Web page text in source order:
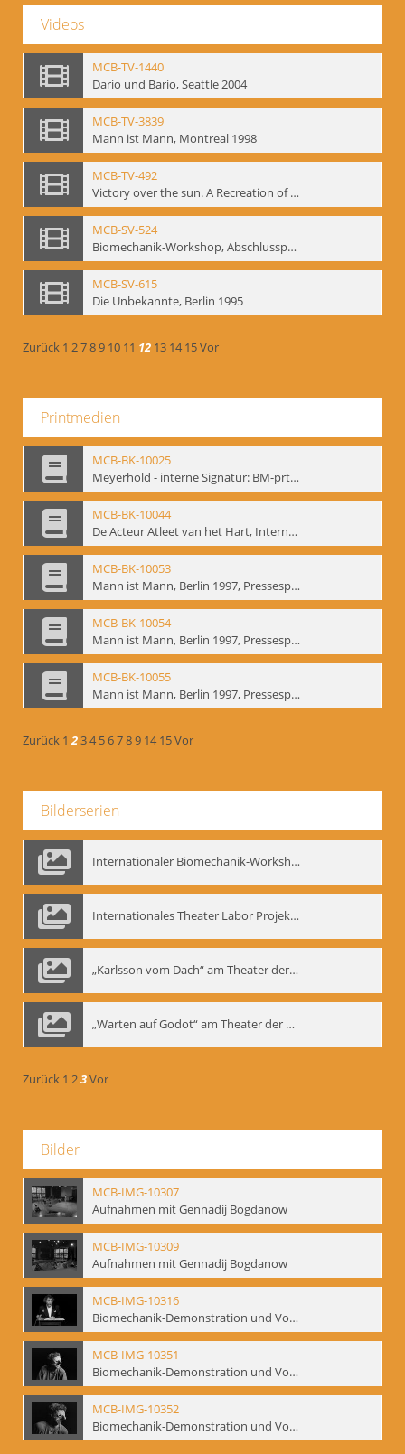
Videos
MCB-TV-1440
Dario und Bario, Seattle 2004
MCB-TV-3839
Mann ist Mann, Montreal 1998
MCB-TV-492
Victory over the sun. A Recreation of the 1913 Performance
MCB-SV-524
Biomechanik-Workshop, Abschlusspräsentation 1996
MCB-SV-615
Die Unbekannte, Berlin 1995
Zurück 1 2789 10 11 12 13 14 15Vor
Printmedien
MCB-BK-10025
Meyerhold - interne Signatur: BM-prt-233
MCB-BK-10044
De Acteur Atleet van het Hart, Internationale Konferenz, Gent, 17.11.2004 - interne Signatur: BM-prt-253
MCB-BK-10053
Mann ist Mann, Berlin 1997, Pressespiegel - interne Signatur: BM-prt-262-1
MCB-BK-10054
Mann ist Mann, Berlin 1997, Pressespiegel - interne Signatur: BM-prt-262-2
MCB-BK-10055
Mann ist Mann, Berlin 1997, Pressespiegel - interne Signatur: BM-prt-262-3
Zurück 1 234 56789 14 15Vor
Bilderserien
Internationaler Biomechanik-Workshop, Moskau 1993
Internationales Theater Labor Projekt: Play Don Juan
„Karlsson vom Dach“ am Theater der Satire, Moskau 1985
„Warten auf Godot“ am Theater der Saire, Moskau 1980er
Zurück 1 23Vor
Bilder
MCB-IMG-10307
Aufnahmen mit Gennadij Bogdanow
MCB-IMG-10309
Aufnahmen mit Gennadij Bogdanow
MCB-IMG-10316
Biomechanik-Demonstration und Vortrag, Berliner Ensemble, 04.10.1991
MCB-IMG-10351
Biomechanik-Demonstration und Vortrag, Berliner Ensemble, 04.10.1991
MCB-IMG-10352
Biomechanik-Demonstration und Vortrag, Berliner Ensemble, 04.10.1991